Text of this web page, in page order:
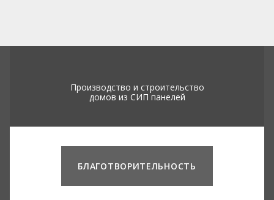
Производство и строительство
домов из СИП панелей
БЛАГОТВОРИТЕЛЬНОСТЬ